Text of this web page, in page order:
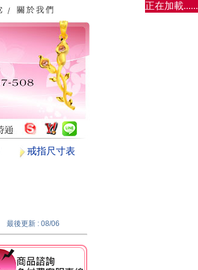
正在加載......
戒指尺寸表
最後更新 : 08/06